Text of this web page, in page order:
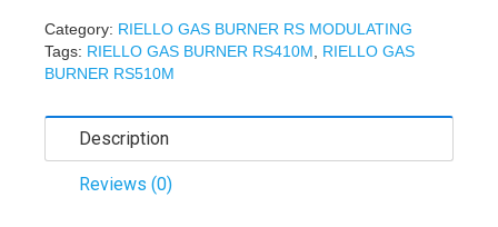
Category: RIELLO GAS BURNER RS MODULATING
Tags: RIELLO GAS BURNER RS410M
RIELLO GAS
BURNER RS510M
Description
Reviews (0)